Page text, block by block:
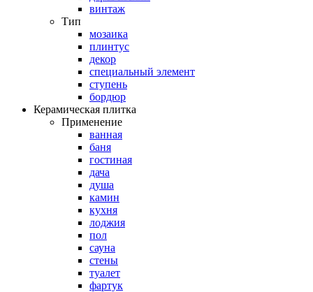
винтаж
Тип
мозаика
плинтус
декор
специальный элемент
ступень
бордюр
Керамическая плитка
Применение
ванная
баня
гостиная
дача
душа
камин
кухня
лоджия
пол
сауна
стены
туалет
фартук